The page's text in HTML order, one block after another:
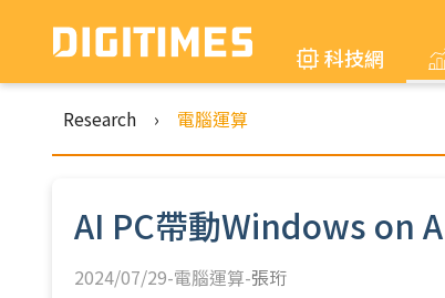
科技網
Research › 電腦運算
AI PC帶動Windows on
2024/07/29-電腦運算-張珩